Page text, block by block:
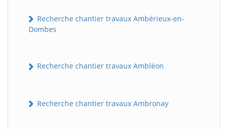
Recherche chantier travaux Ambérieux-en-
Dombes
Recherche chantier travaux Ambléon
Recherche chantier travaux Ambronay